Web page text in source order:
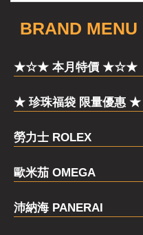
​BRAND MENU
★☆★ 本月特價 ★☆★
★ 珍珠福袋 限量優惠 ★
勞力士 ROLEX
歐米茄 OMEGA
沛納海 PANERAI